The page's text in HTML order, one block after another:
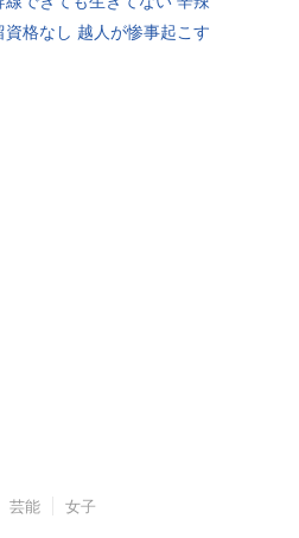
資格なし 越人が惨事起こす
芸能 女子